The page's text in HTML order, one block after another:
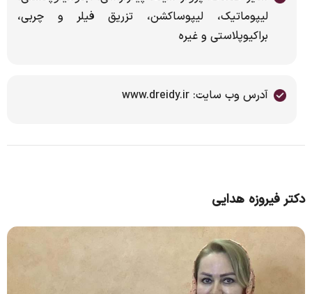
لیپوماتیک، لیپوساکشن، تزریق فیلر و چربی،
براکیوپلاستی و غیره
آدرس وب سایت: www.dreidy.ir
دکتر فیروزه هدایی